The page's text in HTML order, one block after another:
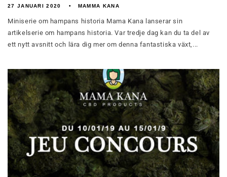
27 JANUARI 2020 MAMMA KANA
Miniserie om hampans historia Mama Kana lanserar sin
artikelserie om hampans historia. Var tredje dag kan du ta del av
ett nytt avsnitt och lära dig mer om denna fantastiska växt,...